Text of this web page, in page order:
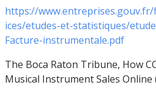
https://
ices/etudes-et-statistiques/
Facture-instrumentale.pdf
The Boca Raton Tribune, How
Musical Instrument Sales Online